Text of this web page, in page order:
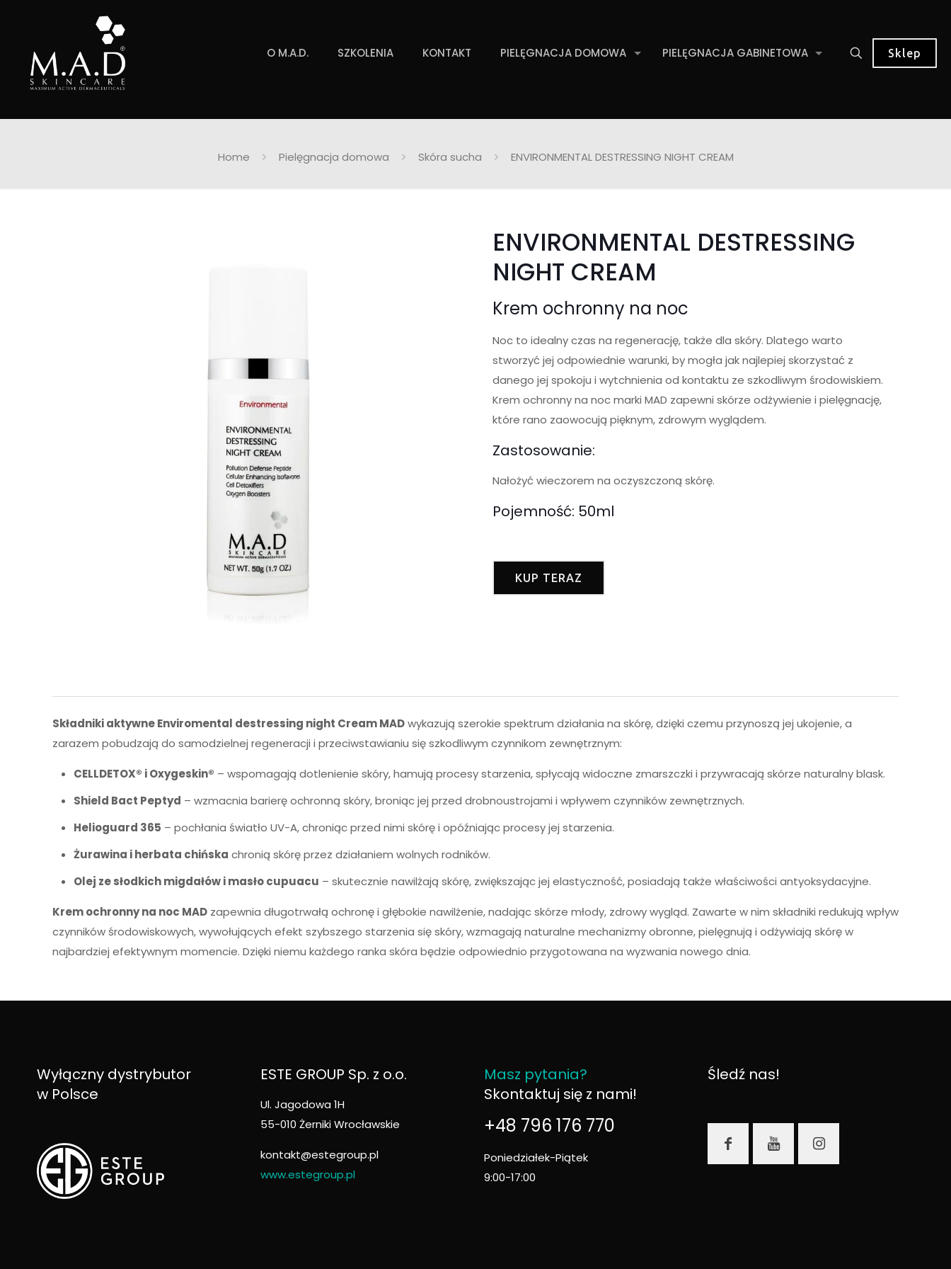
O M.A.D. SZKOLENIA KONTAKT PIELĘGNACJA DOMOWA PIELĘGNACJA GABINETOWA Sklep
Home Pielęgnacja domowa Skóra sucha ENVIRONMENTAL DESTRESSING NIGHT CREAM
ENVIRONMENTAL DESTRESSING
NIGHT CREAM
Krem ochronny na noc
Noc to idealny czas na regenerację, także dla skóry. Dlatego warto
stworzyć jej odpowiednie warunki, by mogła jak najlepiej skorzystać z
danego jej spokoju i wytchnienia od kontaktu ze szkodliwym środowiskiem.
Krem ochronny na noc marki MAD zapewni skórze odżywienie i pielęgnację,
które rano zaowocują pięknym, zdrowym wyglądem.
Zastosowanie:
Nałożyć wieczorem na oczyszczoną skórę.
Pojemność: 50ml
KUP TERAZ
Składniki aktywne Enviromental destressing night Cream MADwykazują szerokie spektrum działania na skórę, dzięki czemu przynoszą jej ukojenie, a
zarazem pobudzają do samodzielnej regeneracji i przeciwstawianiu się szkodliwym czynnikom zewnętrznym:
CELLDETOX® i Oxygeskin® – wspomagają dotlenienie skóry, hamują procesy starzenia, spłycają widoczne zmarszczki i przywracają skórze naturalny blask.
Shield Bact Peptyd – wzmacnia barierę ochronną skóry, broniąc jej przed drobnoustrojami i wpływem czynników zewnętrznych.
Helioguard 365 – pochłania światło UV-A, chroniąc przed nimi skórę i opóźniając procesy jej starzenia.
Żurawina i herbata chińska chronią skórę przez działaniem wolnych rodników.
Olej ze słodkich migdałów i masło cupuacu – skutecznie nawilżają skórę, zwiększając jej elastyczność, posiadają także właściwości antyoksydacyjne.
Krem ochronny na noc MAD zapewnia długotrwałą ochronę i głębokie nawilżenie, nadając skórze młody, zdrowy wygląd. Zawarte w nim składniki redukują wpływ
czynników środowiskowych, wywołujących efekt szybszego starzenia się skóry, wzmagają naturalne mechanizmy obronne, pielęgnują i odżywiają skórę w
najbardziej efektywnym momencie. Dzięki niemu każdego ranka skóra będzie odpowiednio przygotowana na wyzwania nowego dnia.
Wyłączny dystrybutor
w Polsce
ESTE GROUP Sp. z o.o.
Ul. Jagodowa 1H
55-010 Żerniki Wrocławskie
kontakt@estegroup.pl
www.estegroup.pl
Masz pytania?
Skontaktuj się z nami!
+48 796 176 770
Poniedziałek-Piątek
9:00-17:00
Śledź nas!